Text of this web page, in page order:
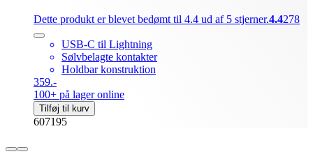
Dette produkt er blevet bedømt til 4.4 ud af 5 stjerner.4.4278
USB-C til Lightning
Sølvbelagte kontakter
Holdbar konstruktion
359.-
100+ på lager online
Tilføj til kurv
607195